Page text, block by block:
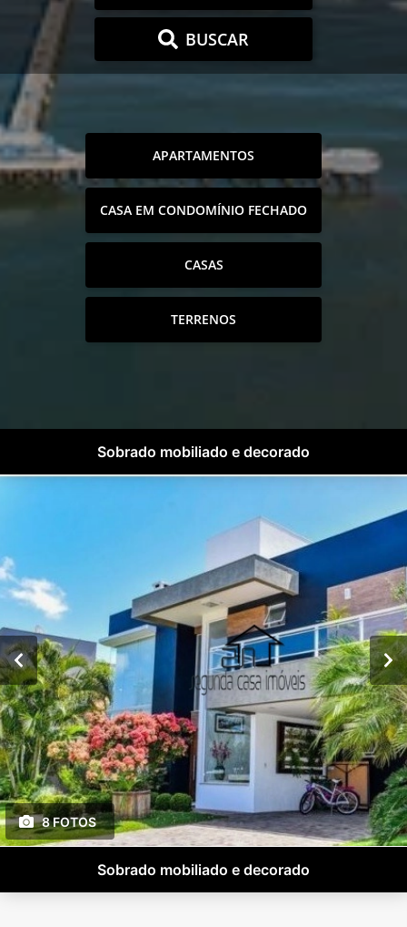
BUSCAR
APARTAMENTOS
CASA EM CONDOMÍNIO FECHADO
CASAS
TERRENOS
Sobrado mobiliado e decorado
8 FOTOS
Sobrado mobiliado e decorado